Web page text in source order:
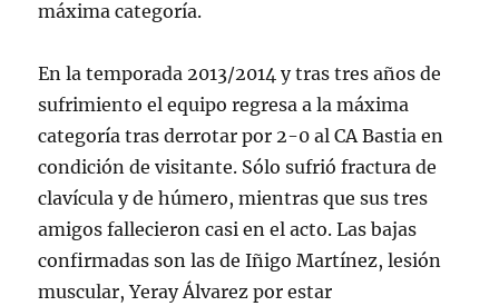
máxima categoría.
En la temporada 2013/2014 y tras tres años de
sufrimiento el equipo regresa a la máxima
categoría tras derrotar por 2-0 al CA Bastia en
condición de visitante. Sólo sufrió fractura de
clavícula y de húmero, mientras que sus tres
amigos fallecieron casi en el acto. Las bajas
confirmadas son las de Iñigo Martínez, lesión
muscular, Yeray Álvarez por estar